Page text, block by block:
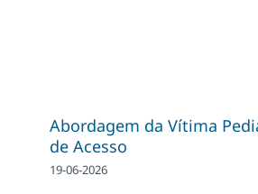
Abordagem da Vítima
de Acesso
19-06-2026